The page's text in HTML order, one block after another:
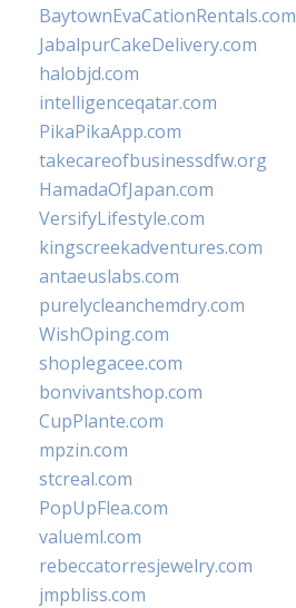
BaytownEvaCationRentals.com
JabalpurCakeDelivery.com
halobjd.com
intelligenceqatar.com
PikaPikaApp.com
takecareofbusinessdfw.org
HamadaOfJapan.com
VersifyLifestyle.com
kingscreekadventures.com
antaeuslabs.com
purelycleanchemdry.com
WishOping.com
shoplegacee.com
bonvivantshop.com
CupPlante.com
mpzin.com
stcreal.com
PopUpFlea.com
valueml.com
rebeccatorresjewelry.com
jmpbliss.com